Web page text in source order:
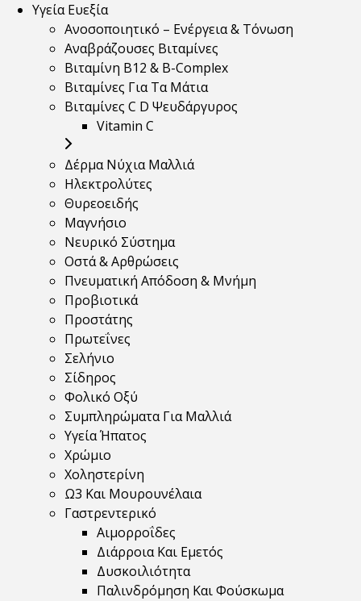
Υγεία Ευεξία
Ανοσοποιητικό – Ενέργεια & Τόνωση
Αναβράζουσες Βιταμίνες
Βιταμίνη B12 & Β-Complex
Βιταμίνες Για Τα Μάτια
Βιταμίνες C D Ψευδάργυρος
Vitamin C
Δέρμα Νύχια Μαλλιά
Ηλεκτρολύτες
Θυρεοειδής
Μαγνήσιο
Νευρικό Σύστημα
Οστά & Αρθρώσεις
Πνευματική Απόδοση & Μνήμη
Προβιοτικά
Προστάτης
Πρωτεΐνες
Σελήνιο
Σίδηρος
Φολικό Οξύ
Συμπληρώματα Για Μαλλιά
Υγεία Ήπατος
Χρώμιο
Χοληστερίνη
Ω3 Και Μουρουνέλαια
Γαστρεντερικό
Αιμορροΐδες
Διάρροια Και Εμετός
Δυσκοιλιότητα
Παλινδρόμηση Και Φούσκωμα